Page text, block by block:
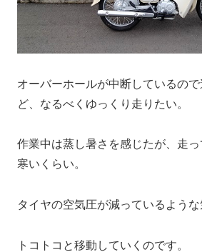
オーバーホールが中断しているの
ど、なるべくゆっくり走りたい。
作業中は蒸し暑さを感じたが、走
寒いくらい。
タイヤの空気圧が減っているよう
トコトコと移動していくのです。